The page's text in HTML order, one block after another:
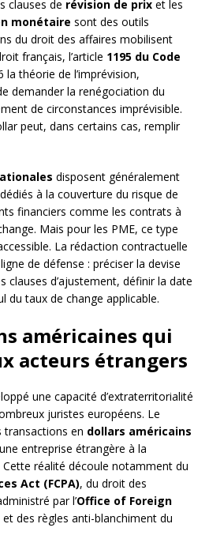
clauses de révision de prix et les
monétaire sont des outils
du droit des affaires mobilisent
français, l’article 1195 du Code
théorie de l’imprévision,
demander la renégociation du
de circonstances imprévisible.
peut, dans certains cas, remplir
disposent généralement
à la couverture du risque de
financiers comme les contrats à
Mais pour les PME, ce type
La rédaction contractuelle
de défense : préciser la devise
clauses d’ajustement, définir la date
du taux de change applicable.
américaines qui
acteurs étrangers
une capacité d’extraterritorialité
juristes européens. Le
transactions en dollars américains
entreprise étrangère à la
réalité découle notamment du
Act (FCPA), du droit des
par l’Office of Foreign
et des règles anti-blanchiment du